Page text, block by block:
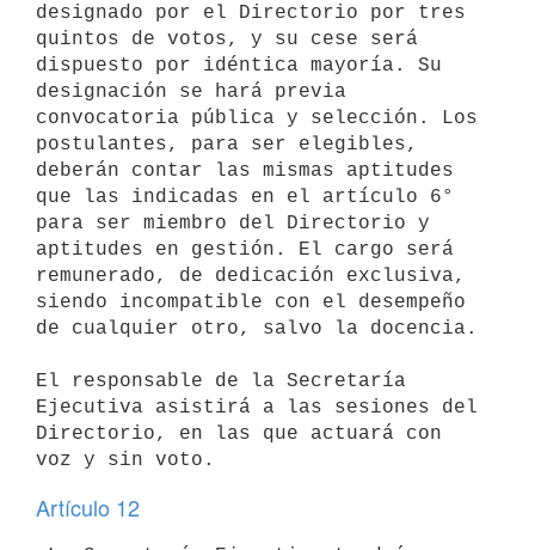
designado por el Directorio por tres
quintos de votos, y su cese será
dispuesto por idéntica mayoría. Su
designación se hará previa
convocatoria pública y selección. Los
postulantes, para ser elegibles,
deberán contar las mismas aptitudes
que las indicadas en el artículo 6°
para ser miembro del Directorio y
aptitudes en gestión. El cargo será
remunerado, de dedicación exclusiva,
siendo incompatible con el desempeño
de cualquier otro, salvo la docencia.
El responsable de la Secretaría
Ejecutiva asistirá a las sesiones del
Directorio, en las que actuará con
Artículo 12